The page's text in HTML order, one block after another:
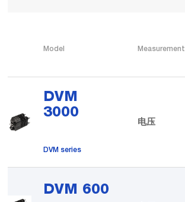
Model Measurement
DVM
3000
DVM series
电压
DVM 600